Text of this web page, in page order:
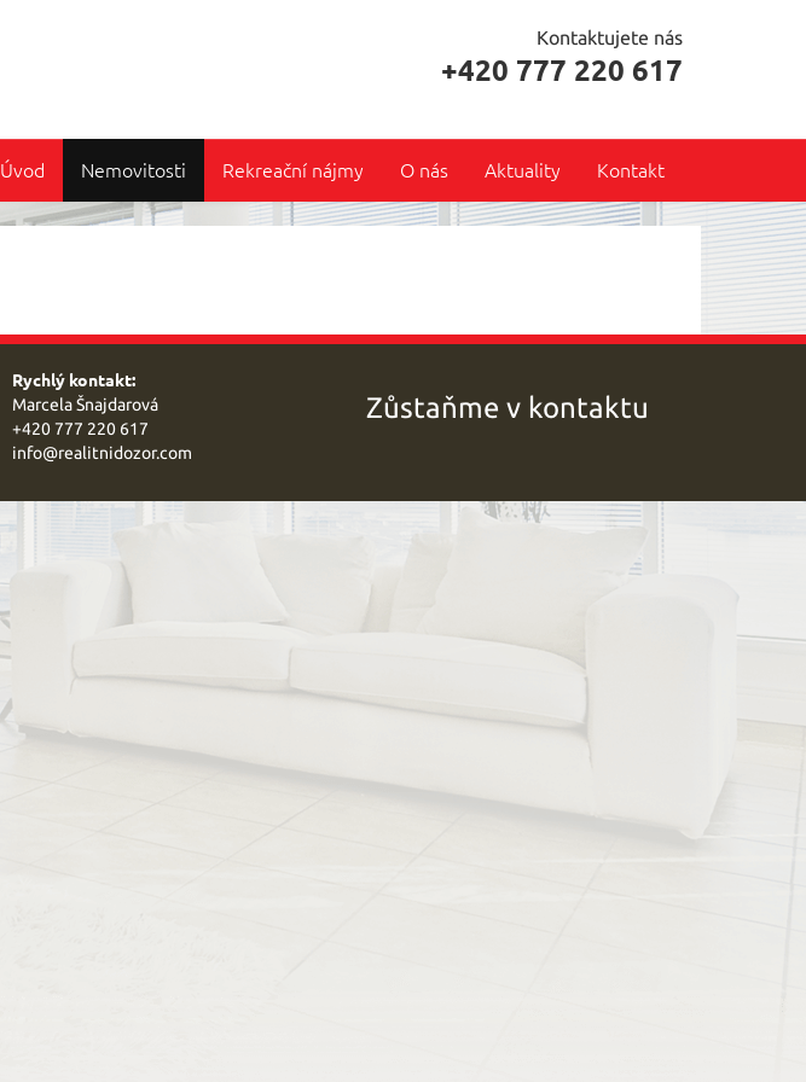
Kontaktujete nás
+420 777 220 617
Úvod Nemovitosti Rekreační nájmy O nás Aktuality Kontakt
Rychlý kontakt:
Marcela Šnajdarová
+420 777 220 617
info@realitnidozor.com
Zůstaňme v kontaktu